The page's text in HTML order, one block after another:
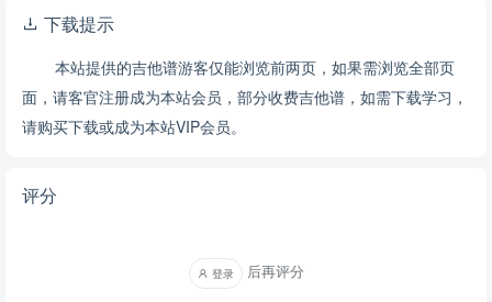
下载提示
本站提供的吉他谱游客仅能浏览前两页，如果需浏览全部页
面，请客官注册成为本站会员，部分收费吉他谱，如需下载学习，
请购买下载或成为本站VIP会员。
评分
登录 后再评分